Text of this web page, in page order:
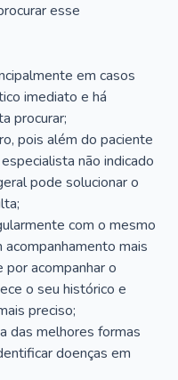
esse
em casos
imediato e há
procurar;
pois além do paciente
não indicado
pode solucionar o
com o mesmo
mais
acompanhar o
o seu histórico e
preciso;
das melhores formas
doenças em